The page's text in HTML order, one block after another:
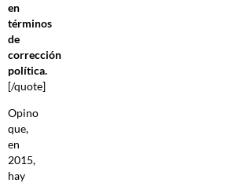
en
términos
de
corrección
política.
[/quote]
Opino
que,
en
2015,
hay